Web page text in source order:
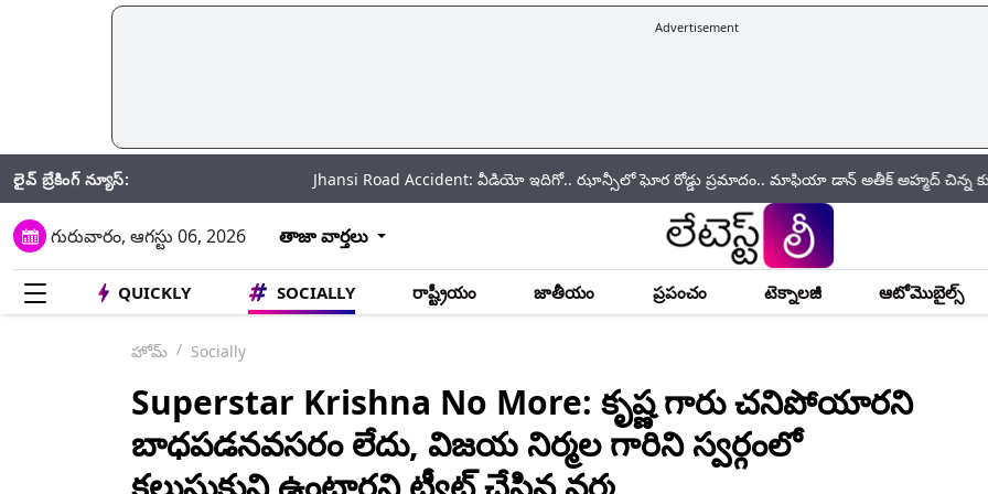
Advertisement
లైవ్ బ్రేకింగ్ న్యూస్: Jhansi Road Accident: వీడియో ఇదిగో.. ఝాన్సీలో ఘోర రోడ్డు ప్రమాదం.. మాఫియా డాన్ అతీక్ అహ్మద్ చిన్న కుమారుడు
గురువారం, ఆగస్టు 06, 2026 తాజా వార్తలు
QUICKLY SOCIALLY రాష్ట్రీయం జాతీయం ప్రపంచం టెక్నాలజీ ఆటోమొబైల్స్
హోమ్ Socially
Superstar Krishna No More: కృష్ణ గారు చనిపోయారని
బాధపడనవసరం లేదు, విజయ నిర్మల గారిని స్వర్గంలో